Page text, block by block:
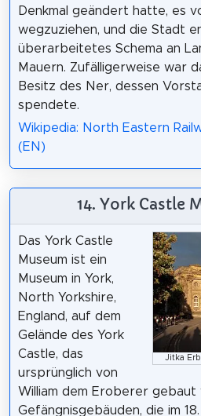
Denkmal geändert hatte, es
wegzuziehen, und die Stadt
überarbeitetes Schema an
Mauern. Zufälligerweise war
Besitz des Ner, dessen
spendete.
Wikipedia: North Eastern
(EN)
14. York Castle
Jitka
Das York Castle
Museum ist ein
Museum in York,
North Yorkshire,
England, auf dem
Gelände des York
Castle, das
ursprünglich von
William dem Eroberer gebaut
Gefängnisgebäuden, die im